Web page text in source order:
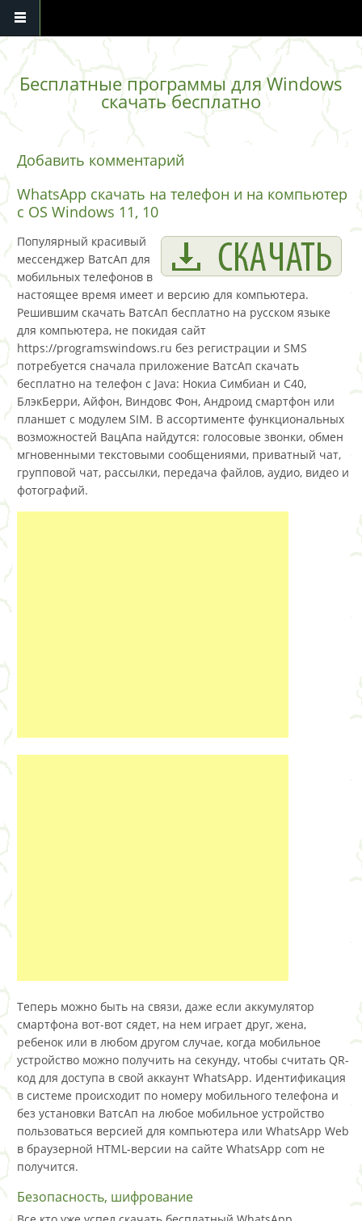
Перейти к основному содержанию
Бесплатные программы для Windows
скачать бесплатно
Добавить комментарий
WhatsApp скачать на телефон и на компьютер
с OS Windows 11, 10
Популярный красивый
мессенджер ВатсАп для
мобильных телефонов в
настоящее время имеет и версию для компьютера.
Решившим скачать ВатсАп бесплатно на русском языке
для компьютера, не покидая сайт
https://programswindows.ru без регистрации и SMS
потребуется сначала приложение ВатсАп скачать
бесплатно на телефон с Java: Нокиа Симбиан и С40,
БлэкБерри, Айфон, Виндовс Фон, Андроид смартфон или
планшет с модулем SIM. В ассортименте функциональных
возможностей ВацАпа найдутся: голосовые звонки, обмен
мгновенными текстовыми сообщениями, приватный чат,
групповой чат, рассылки, передача файлов, аудио, видео и
фотографий.
Теперь можно быть на связи, даже если аккумулятор
смартфона вот-вот сядет, на нем играет друг, жена,
ребенок или в любом другом случае, когда мобильное
устройство можно получить на секунду, чтобы считать QR-
код для доступа в свой аккаунт WhatsApp. Идентификация
в системе происходит по номеру мобильного телефона и
без установки ВатсАп на любое мобильное устройство
пользоваться версией для компьютера или WhatsApp Web
в браузерной HTML-версии на сайте WhatsApp com не
получится.
Безопасность, шифрование